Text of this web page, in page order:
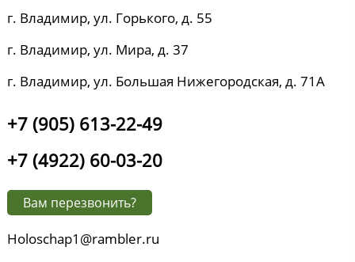
г. Владимир, ул. Горького, д. 55
г. Владимир, ул. Мира, д. 37
г. Владимир, ул. Большая Нижегородская, д. 71А
+7 (905) 613-22-49
+7 (4922) 60-03-20
Вам перезвонить?
Holoschap1@rambler.ru